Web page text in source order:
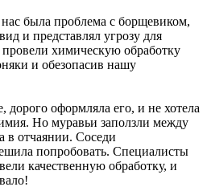
была проблема с борщевиком,
и представлял угрозу для
химическую обработку
и обезопасив нашу
дорого оформляла его, и не хотела
Но муравьи заползли между
в отчаянии. Соседи
попробовать. Специалисты
качественную обработку, и